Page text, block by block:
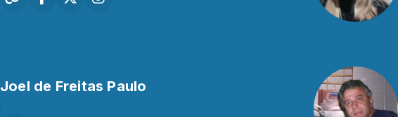
Joel de Freitas Paulo